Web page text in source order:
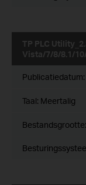
TP PLC
Vista/7/8/8.1/
Publicatiedatum:
Taal: Meertalig
Bestandsgrootte: